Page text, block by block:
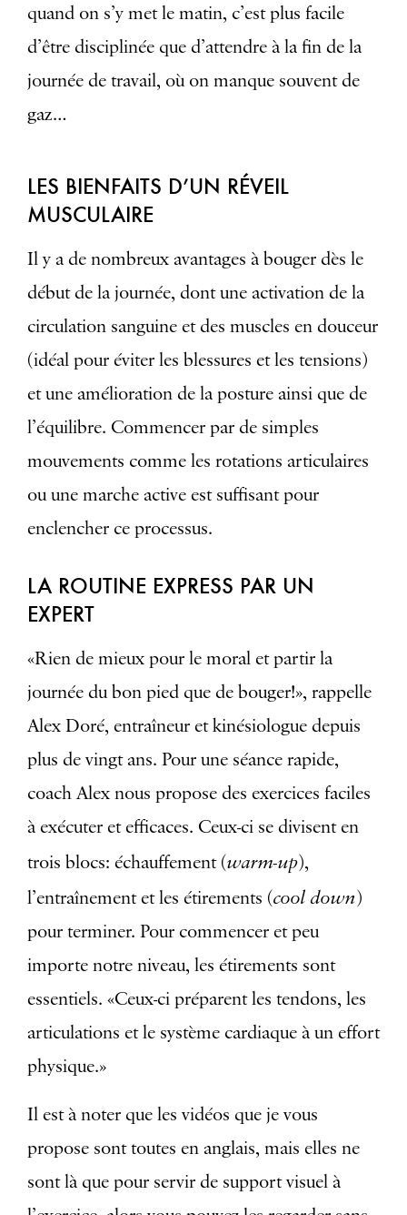
quand on s’y met le matin, c’est plus facile
d’être disciplinée que d’attendre à la fin de la
journée de travail, où on manque souvent de
gaz…
LES BIENFAITS D’UN RÉVEIL
MUSCULAIRE
Il y a de nombreux avantages à bouger dès le
début de la journée, dont une activation de la
circulation sanguine et des muscles en douceur
(idéal pour éviter les blessures et les tensions)
et une amélioration de la posture ainsi que de
l’équilibre. Commencer par de simples
mouvements comme les rotations articulaires
ou une marche active est suffisant pour
enclencher ce processus.
LA ROUTINE EXPRESS PAR UN
EXPERT
«Rien de mieux pour le moral et partir la
journée du bon pied que de bouger!», rappelle
Alex Doré, entraîneur et kinésiologue depuis
plus de vingt ans. Pour une séance rapide,
coach Alex nous propose des exercices faciles
à exécuter et efficaces. Ceux-ci se divisent en
trois blocs: échauffement (warm-up),
l’entraînement et les étirements (cool down)
pour terminer. Pour commencer et peu
importe notre niveau, les étirements sont
essentiels. «Ceux-ci préparent les tendons, les
articulations et le système cardiaque à un effort
physique.»
Il est à noter que les vidéos que je vous
propose sont toutes en anglais, mais elles ne
sont là que pour servir de support visuel à